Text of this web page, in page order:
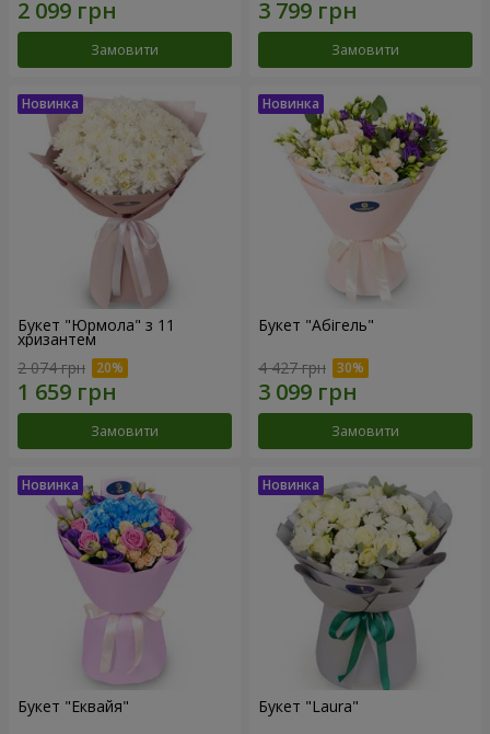
Замовити Замовити
Букет "Юрмола" з 11
хризантем
2 074 грн
Замовити
Букет "Абігель"
4 427 грн
Замовити
Букет "Еквайя" Букет "Laura"